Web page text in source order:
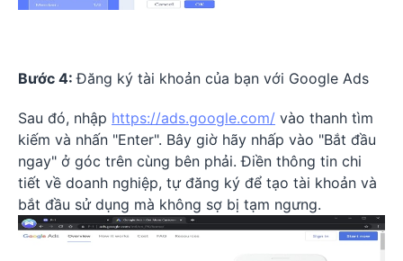
Bước 4:Đăng ký tài khoản của bạn với Google Ads
Sau đó, nhập https://ads.google.com/ vào thanh tìm
kiếm và nhấn "Enter". Bây giờ hãy nhấp vào "Bắt đầu
ngay" ở góc trên cùng bên phải. Điền thông tin chi
tiết về doanh nghiệp, tự đăng ký để tạo tài khoản và
bắt đầu sử dụng mà không sợ bị tạm ngưng.